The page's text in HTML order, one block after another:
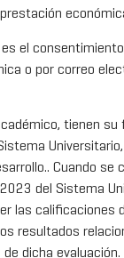
el
o por correo
tienen
Cuando se
del Sistema
las calificaciones
resultados
dicha